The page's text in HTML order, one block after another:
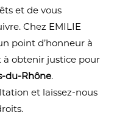
et de vous
Chez EMILIE
point d’honneur à
à obtenir justice pour
du-Rhône.
et laissez-nous